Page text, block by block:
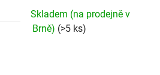
Skladem (na prodejně v
Brně) (>5 ks)